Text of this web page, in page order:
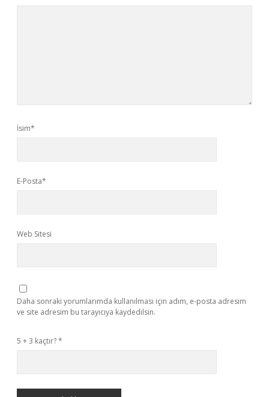
İsim*
E-Posta*
Web Sitesi
Daha sonraki yorumlarımda kullanılması için adım, e-posta adresim
ve site adresim bu tarayıcıya kaydedilsin.
5 + 3 kaçtır?*